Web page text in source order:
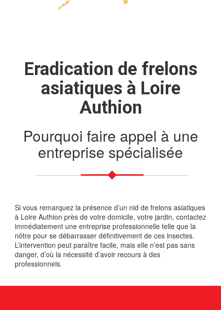
Eradication de frelons
asiatiques à Loire
Authion
Pourquoi faire appel à une
entreprise spécialisée
Si vous remarquez la présence d’un nid de frelons asiatiques
à Loire Authion près de votre domicile, votre jardin, contactez
immédiatement une entreprise professionnelle telle que la
nôtre pour se débarrasser définitivement de ces insectes.
L’intervention peut paraître facile, mais elle n’est pas sans
danger, d’où la nécessité d’avoir recours à des
professionnels.